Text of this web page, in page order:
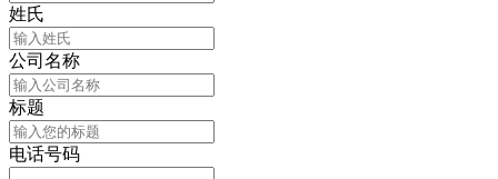
姓氏
公司名称
标题
电话号码